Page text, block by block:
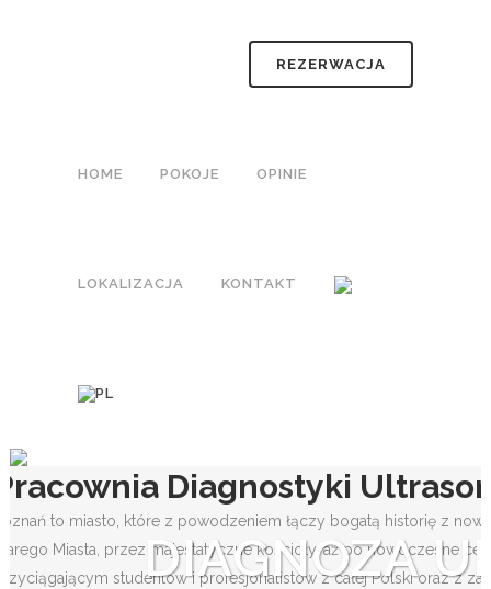
REZERWACJA
HOME POKOJE OPINIE
LOKALIZACJA KONTAKT
DIAGNOZA
Diagnostyki
to miasto, które z powodzeniem łączy bogatą historię z
Miasta, przez majestatyczne kościoły, aż po nowoczesne
studentów i profesjonalistów z całej Polski oraz z